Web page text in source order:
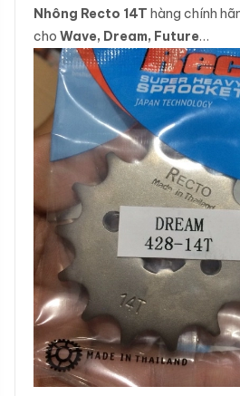
Nhông Recto 14T hàng chính
cho Wave, Dream, Future…